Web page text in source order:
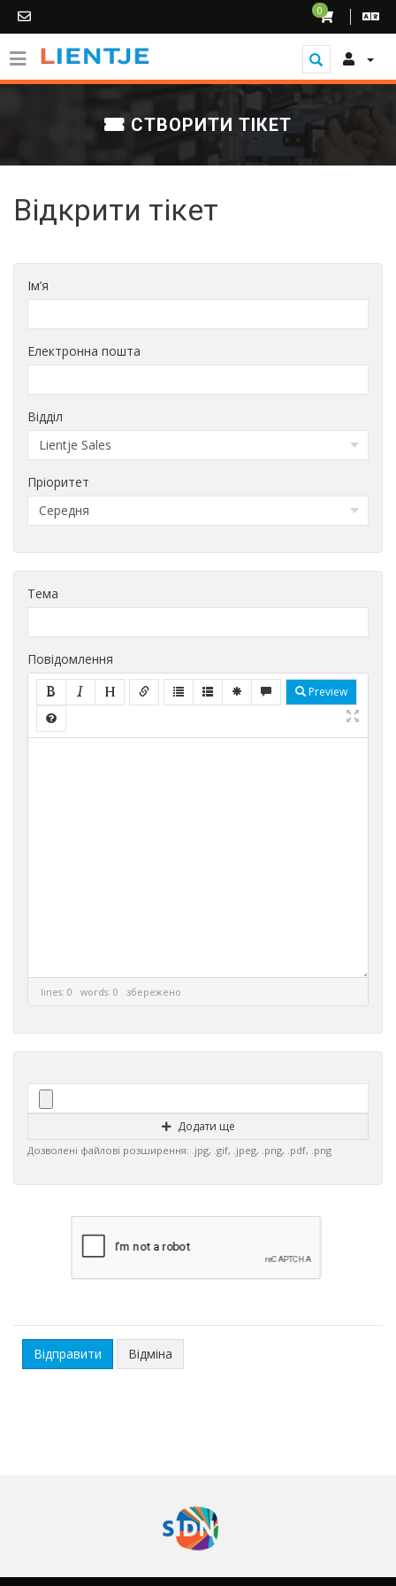
0
СТВОРИТИ ТІКЕТ
Відкрити тікет
Ім’я
Електронна пошта
Відділ
Пріоритет
Тема
Повідомлення
Preview
lines: 0 words: 0 збережено
Додати ще
Дозволені файлові розширення: .jpg, .gif, .jpeg, .png, .pdf, .png
Відміна